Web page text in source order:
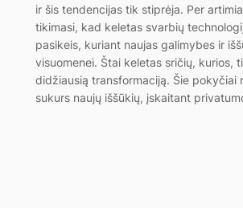
ir šis tendencijas tik stiprėja. Per
tikimasi, kad keletas svarbių
pasikeis, kuriant naujas galimybes ir
visuomenei. Štai keletas sričių, kurios,
didžiausią transformaciją. Šie pokyčiai
sukurs naujų iššūkių, įskaitant